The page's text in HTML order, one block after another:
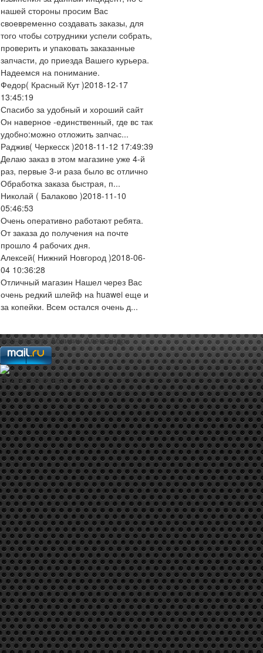
нашей стороны просим Вас
своевременно создавать заказы, для
того чтобы сотрудники успели собрать,
проверить и упаковать заказанные
запчасти, до приезда Вашего курьера.
Надеемся на понимание.
Федор( Красный Кут )2018-12-17
13:45:19
Спасибо за удобный и хороший сайт
Он наверное -единственный, где вс так
удобно:можно отложить запчас...
Раджив( Черкесск )2018-11-12 17:49:39
Делаю заказ в этом магазине уже 4-й
раз, первые 3-и раза было вс отлично
Обработка заказа быстрая, п...
Николай ( Балаково )2018-11-10
05:46:53
Очень оперативно работают ребята.
От заказа до получения на почте
прошло 4 рабочих дня.
Алексей( Нижний Новгород )2018-06-
04 10:36:28
Отличный магазин Нашел через Вас
очень редкий шлейф на huawei еще и
за копейки. Всем остался очень д...
web-мастер:Аблизин Александр